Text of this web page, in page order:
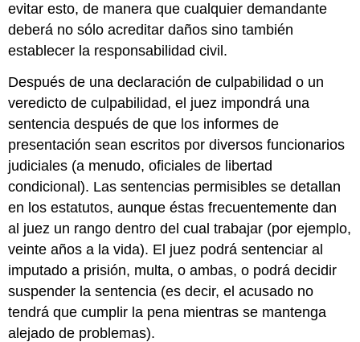
evitar esto, de manera que cualquier demandante
deberá no sólo acreditar daños sino también
establecer la responsabilidad civil.
Después de una declaración de culpabilidad o un
veredicto de culpabilidad, el juez impondrá una
sentencia después de que los informes de
presentación sean escritos por diversos funcionarios
judiciales (a menudo, oficiales de libertad
condicional). Las sentencias permisibles se detallan
en los estatutos, aunque éstas frecuentemente dan
al juez un rango dentro del cual trabajar (por ejemplo,
veinte años a la vida). El juez podrá sentenciar al
imputado a prisión, multa, o ambas, o podrá decidir
suspender la sentencia (es decir, el acusado no
tendrá que cumplir la pena mientras se mantenga
alejado de problemas).